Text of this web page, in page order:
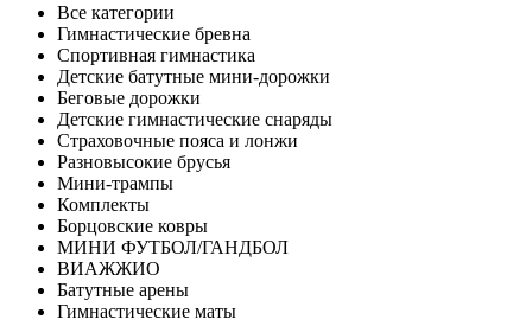
Все категории
Гимнастические бревна
Спортивная гимнастика
Детские батутные мини-дорожки
Беговые дорожки
Детские гимнастические снаряды
Страховочные пояса и лонжи
Разновысокие брусья
Мини-трампы
Комплекты
Борцовские ковры
МИНИ ФУТБОЛ/ГАНДБОЛ
ВИАЖЖИО
Батутные арены
Гимнастические маты